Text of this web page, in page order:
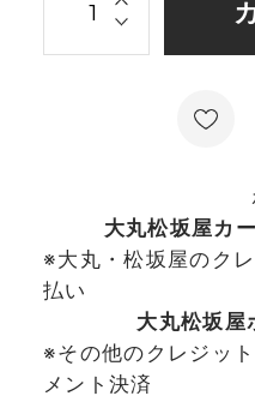
大丸松坂屋カ
※大丸・松坂屋のク
払い
大丸松坂屋
※その他のクレジッ
メント決済